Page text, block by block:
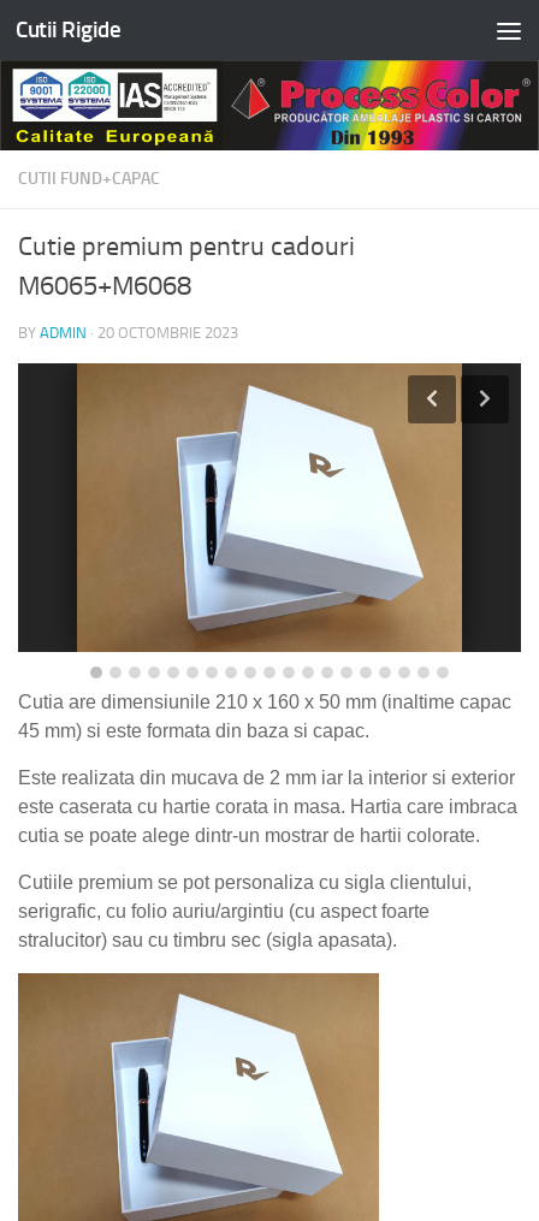
Skip to content
Cutii Rigide
CUTII FUND+CAPAC
Cutie premium pentru cadouri
M6065+M6068
BY ADMIN · 20 OCTOMBRIE 2023
Cutia are dimensiunile 210 x 160 x 50 mm (inaltime capac
45 mm) si este formata din baza si capac.
Este realizata din mucava de 2 mm iar la interior si exterior
este caserata cu hartie corata in masa. Hartia care imbraca
cutia se poate alege dintr-un mostrar de hartii colorate.
Cutiile premium se pot personaliza cu sigla clientului,
serigrafic, cu folio auriu/argintiu (cu aspect foarte
stralucitor) sau cu timbru sec (sigla apasata).